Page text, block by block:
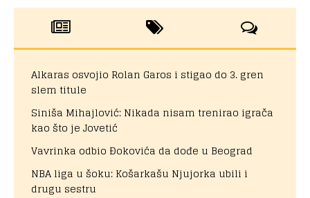
Alkaras osvojio Rolan Garos i stigao do 3. gren
slem titule
Siniša Mihajlović: Nikada nisam trenirao igrača
kao što je Jovetić
Vavrinka odbio Đokovića da dođe u Beograd
NBA liga u šoku: Košarkašu Njujorka ubili i
drugu sestru